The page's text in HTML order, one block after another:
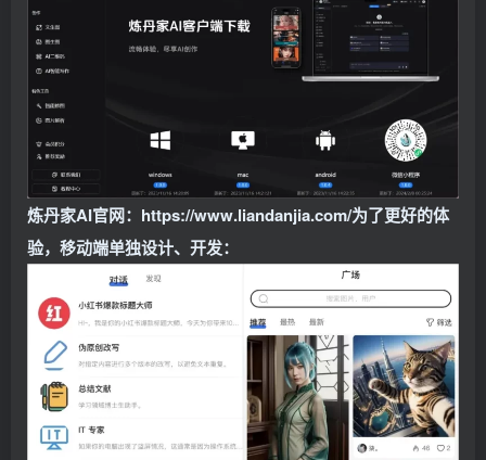
炼丹家AI官网：https://www.liandanjia.com/为了更好的体
验，移动端单独设计、开发：